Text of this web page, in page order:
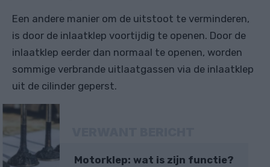
Een andere manier om de uitstoot te verminderen,
is door de inlaatklep voortijdig te openen. Door de
inlaatklep eerder dan normaal te openen, worden
sommige verbrande uitlaatgassen via de inlaatklep
uit de cilinder geperst.
Motorklep: wat is zijn functie?